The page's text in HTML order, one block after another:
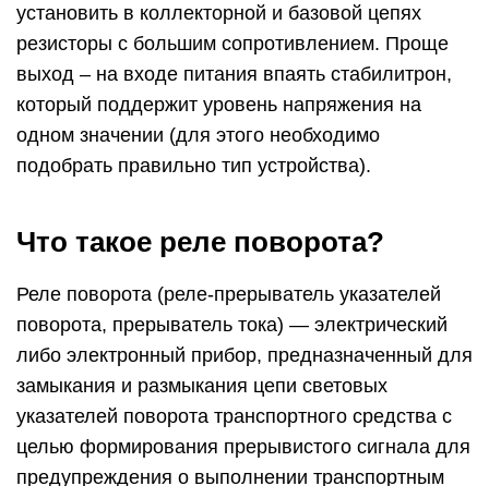
установить в коллекторной и базовой цепях
резисторы с большим сопротивлением. Проще
выход – на входе питания впаять стабилитрон,
который поддержит уровень напряжения на
одном значении (для этого необходимо
подобрать правильно тип устройства).
Что такое реле поворота?
Реле поворота (реле-прерыватель указателей
поворота, прерыватель тока) — электрический
либо электронный прибор, предназначенный для
замыкания и размыкания цепи световых
указателей поворота транспортного средства с
целью формирования прерывистого сигнала для
предупреждения о выполнении транспортным